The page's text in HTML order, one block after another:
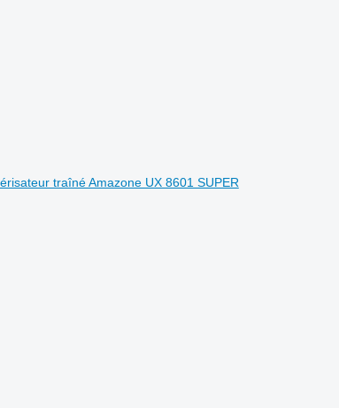
traîné Amazone UX 8601 SUPER